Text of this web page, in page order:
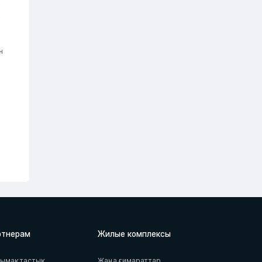
Жилые комплексы